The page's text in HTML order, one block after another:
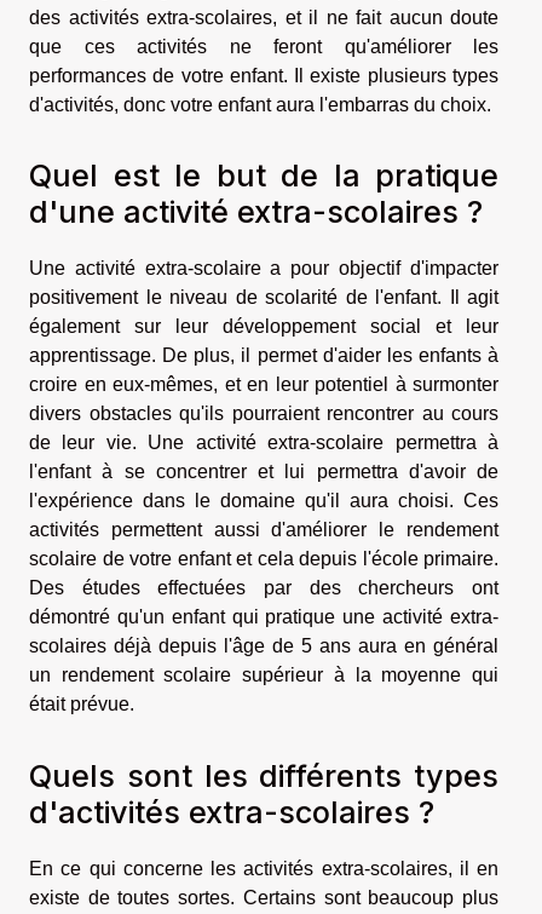
des activités extra-scolaires, et il ne fait aucun doute
que ces activités ne feront qu'améliorer les
performances de votre enfant. Il existe plusieurs types
d'activités, donc votre enfant aura l'embarras du choix.
Quel est le but de la pratique
d'une activité extra-scolaires ?
Une activité extra-scolaire a pour objectif d'impacter
positivement le niveau de scolarité de l'enfant. Il agit
également sur leur développement social et leur
apprentissage. De plus, il permet d'aider les enfants à
croire en eux-mêmes, et en leur potentiel à surmonter
divers obstacles qu'ils pourraient rencontrer au cours
de leur vie. Une activité extra-scolaire permettra à
l'enfant à se concentrer et lui permettra d'avoir de
l'expérience dans le domaine qu'il aura choisi. Ces
activités permettent aussi d'améliorer le rendement
scolaire de votre enfant et cela depuis l'école primaire.
Des études effectuées par des chercheurs ont
démontré qu'un enfant qui pratique une activité extra-
scolaires déjà depuis l'âge de 5 ans aura en général
un rendement scolaire supérieur à la moyenne qui
était prévue.
Quels sont les différents types
d'activités extra-scolaires ?
En ce qui concerne les activités extra-scolaires, il en
existe de toutes sortes. Certains sont beaucoup plus